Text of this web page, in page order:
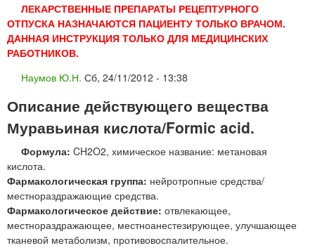
ЛЕКАРСТВЕННЫЕ ПРЕПАРАТЫ РЕЦЕПТУРНОГО
ОТПУСКА НАЗНАЧАЮТСЯ ПАЦИЕНТУ ТОЛЬКО ВРАЧОМ.
ДАННАЯ ИНСТРУКЦИЯ ТОЛЬКО ДЛЯ МЕДИЦИНСКИХ
РАБОТНИКОВ.
Наумов Ю.Н. Сб, 24/11/2012 - 13:38
Описание действующего вещества
Муравьиная кислота/Formic acid.
Формула: CH2O2, химическое название: метановая
кислота.
Фармакологическая группа: нейротропные средства/
местнораздражающие средства.
Фармакологическое действие: отвлекающее,
местнораздражающее, местноанестезирующее, улучшающее
тканевой метаболизм, противовоспалительное.